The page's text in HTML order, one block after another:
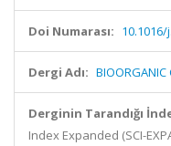
Doi Numarası:
Dergi Adı: BIOORGANIC
Derginin Tarandığı
Index Expanded (SCI-